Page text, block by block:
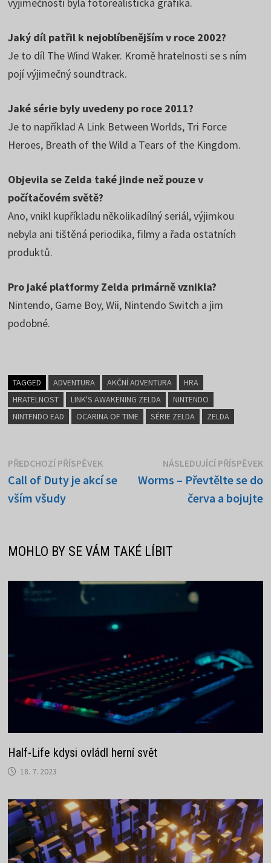
Jaký díl patřil k nejoblíbenějším v roce 2002?
Je to díl The Wind Waker. Kromě hratelnosti se s ním
pojí výjimečný soundtrack.
Jaké série byly uvedeny po roce 2011?
Je to například A Link Between Worlds, Tri Force
Heroes, Breath of the Wild a Tears of the Kingdom.
Objevila se Zelda také jinde než pouze v
počítačovém světě?
Ano, vnikl kupříkladu několikadílný seriál, výjimkou
nebyla ani tištěná periodika, filmy a řada ostatních
produktů.
Pro jaké platformy Zelda primárně vznikla?
Nintendo, Game Boy, Wii, Nintendo Switch a jim
podobné.
TAGGED ADVENTURA AKČNÍ ADVENTURA
HRA
HRATELNOST
LINK'S AWAKENING ZELDA
NINTENDO
NINTENDO EAD
OCARINA OF TIME SÉRIE ZELDA ZELDA
Navigace
pro
příspěvek
PŘEDCHOZÍ PŘÍSPĚVEK
příspěvek:
Call of Duty je akcí se
vším všudy
NÁSLEDUJÍCÍ PŘÍSPĚVEK
Worms – Převtělte se do
červa a bojujte
MOHLO BY SE VÁM TAKÉ LÍBIT
Half-Life kdysi ovládl herní svět
18. 7. 2023